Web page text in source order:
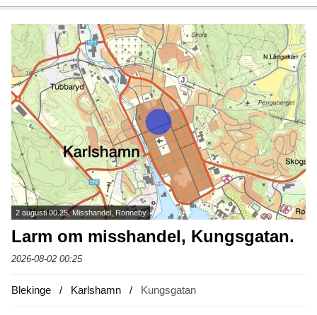
2 augusti 00.25, Misshandel, Ronneby
Larm om misshandel, Kungsgatan.
2026-08-02 00:25
Blekinge Karlshamn Kungsgatan